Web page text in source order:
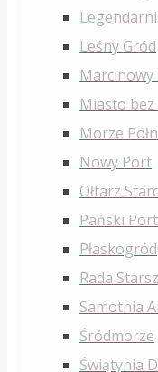
Legendarni
Leśny Gród
Marcinowy
Miasto
Morze
Nowy Port
Ołtarz
Pański
Płaskogród
Rada
Samotnia
Śródmorze
Świątynia